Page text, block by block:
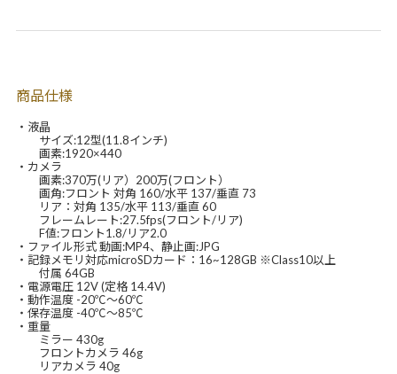
商品仕様
・液晶
サイズ:12型(11.8インチ)
画素:1920×440
・カメラ
画素:370万(リア）200万(フロント）
画角:フロント 対角 160/水平 137/垂直 73
リア：対角 135/水平 113/垂直 60
フレームレート:27.5fps(フロント/リア)
F値:フロント1.8/リア2.0
・ファイル形式 動画:MP4、静止画:JPG
・記録メモリ対応microSDカード：16~128GB ※Class10以上
付属 64GB
・電源電圧 12V (定格 14.4V)
・動作温度 -20℃～60℃
・保存温度 -40℃～85℃
・重量
ミラー 430g
フロントカメラ 46g
リアカメラ 40g